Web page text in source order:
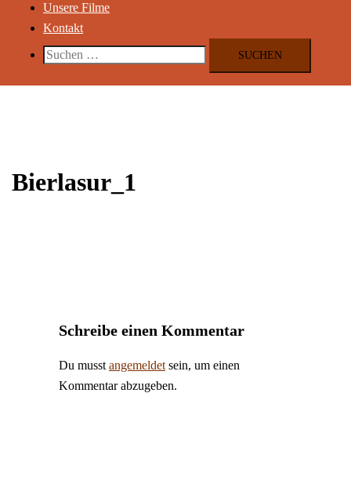
Unsere Filme
Kontakt
Suchen
Bierlasur_1
Schreibe einen Kommentar
Du musst angemeldet sein, um einen
Kommentar abzugeben.